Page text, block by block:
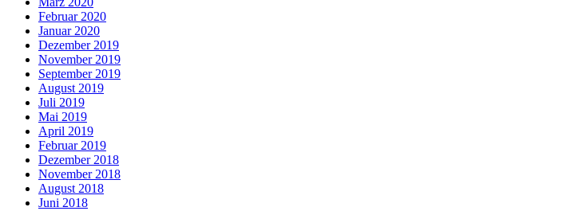
Februar 2020
Januar 2020
Dezember 2019
November 2019
September 2019
August 2019
Juli 2019
Mai 2019
April 2019
Februar 2019
Dezember 2018
November 2018
August 2018
Juni 2018